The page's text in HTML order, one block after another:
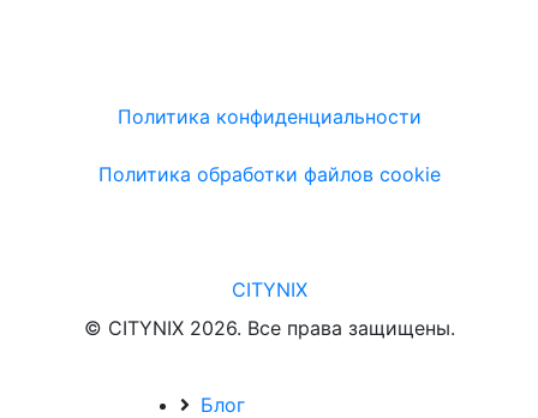
Политика конфиденциальности
Политика обработки файлов cookie
CITYNIX
© CITYNIX 2026. Все права защищены.
Блог